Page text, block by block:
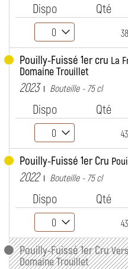
Dispo Qté
Pouilly-Fuissé 1er cru La
Domaine Trouillet
2023 Bouteille - 75 cl
Dispo Qté
Pouilly-Fuissé 1er Cru
2022 Bouteille - 75 cl
Dispo Qté
Pouilly-Fuissé 1er Cru
Domaine Trouillet